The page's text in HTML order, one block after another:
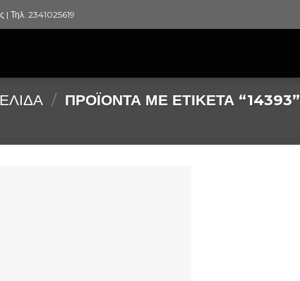
| Τηλ. 2341025619
/ ΠΡΟΪΌΝΤΑ ΜΕ ΕΤΙΚΈΤΑ “14393”